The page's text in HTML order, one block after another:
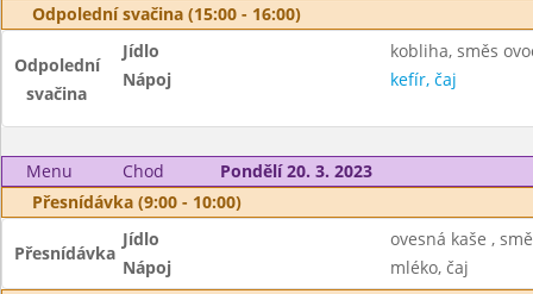
Odpolední svačina (15:00 - 16:00)
Odpolední
svačina
Jídlo
kobliha, směs
Nápoj
kefír, čaj
Menu Chod
Pondělí 20. 3. 2023
Přesnídávka (9:00 - 10:00)
Přesnídávka
Jídlo
ovesná kaše ,
Nápoj
mléko, čaj